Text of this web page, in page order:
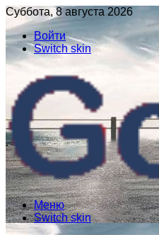
Суббота, 8 августа 2026
Войти
Switch skin
Меню
Switch skin